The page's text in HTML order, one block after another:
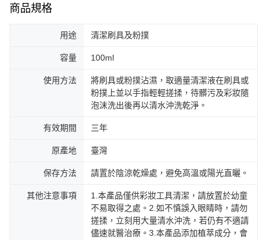
商品規格
用途 清潔刷具及粉撲
容量 100ml
使用方法
將刷具或粉撲沾濕，取適量清潔液在刷具或
粉撲上並以手指輕輕搓揉，待髒污及彩妝隨
泡沫洗出後再以清水沖洗乾淨。
有效期間 三年
原產地 臺灣
保存方法 請置於陰涼乾燥處，避免高溫或陽光直曬。
其他注意事項
1.本產品僅供彩妝工具清潔，請放置於幼童
不易取得之處。2.如不慎誤入眼睛時，請勿
搓揉，立刻用大量清水沖洗，若仍有不適請
儘速就醫治療。3.本產品添加植萃成分，會